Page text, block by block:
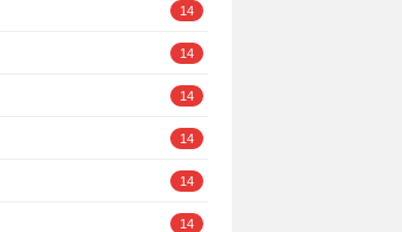
14
14
14
14
14
14